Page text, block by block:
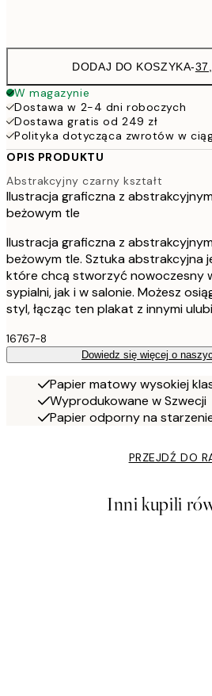
DODAJ DO KOSZYKA-
W magazynie
Dostawa w 2-4 dni roboczych
Dostawa gratis od 249 zł
Polityka dotycząca zwrotów w
OPIS PRODUKTU
Abstrakcyjny czarny kształt
Ilustracja graficzna z
beżowym tle
Ilustracja graficzna z
beżowym tle. Sztuka abstrakcyjna
które chcą stworzyć nowoczesny
sypialni, jak i w salonie. Możesz
styl, łącząc ten plakat z innymi
16767-8
Dowiedz się więcej o
Papier matowy wysokiej
Wyprodukowane w Szwecji
Papier odporny na
PRZEJDŹ DO
Inni kupili